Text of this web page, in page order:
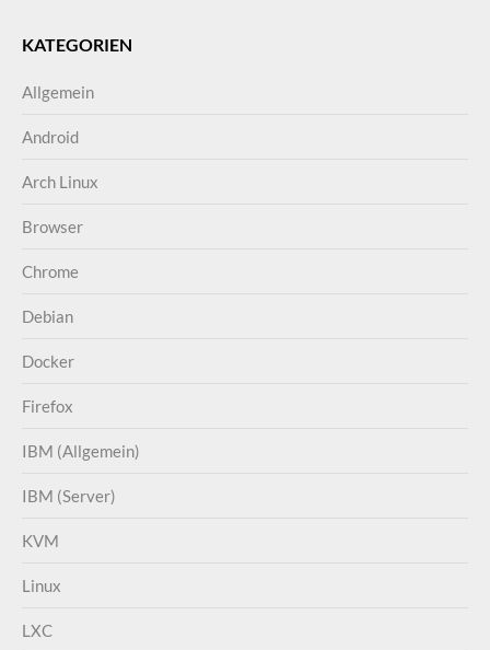
KATEGORIEN
Allgemein
Android
Arch Linux
Browser
Chrome
Debian
Docker
Firefox
IBM (Allgemein)
IBM (Server)
KVM
Linux
LXC